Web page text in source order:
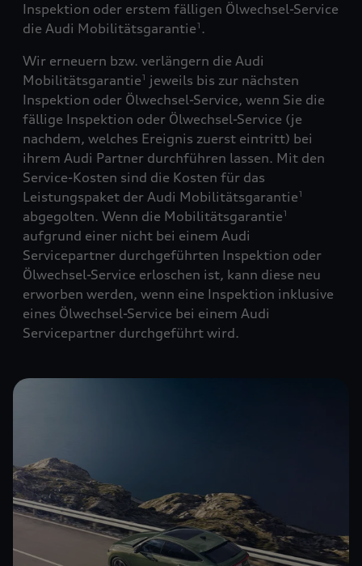
Inspektion oder erstem fälligen Ölwechsel-Service
die Audi Mobilitätsgarantie1 .
Wir erneuern bzw. verlängern die Audi
Mobilitätsgarantie1
jeweils bis zur nächsten
Inspektion oder Ölwechsel-Service, wenn Sie die
fällige Inspektion oder Ölwechsel-Service (je
nachdem, welches Ereignis zuerst eintritt) bei
ihrem Audi Partner durchführen lassen. Mit den
Service-Kosten sind die Kosten für das
Leistungspaket der Audi Mobilitätsgarantie1
abgegolten. Wenn die Mobilitätsgarantie1
aufgrund einer nicht bei einem Audi
Servicepartner durchgeführten Inspektion oder
Ölwechsel-Service erloschen ist, kann diese neu
erworben werden, wenn eine Inspektion inklusive
eines Ölwechsel-Service bei einem Audi
Servicepartner durchgeführt wird.